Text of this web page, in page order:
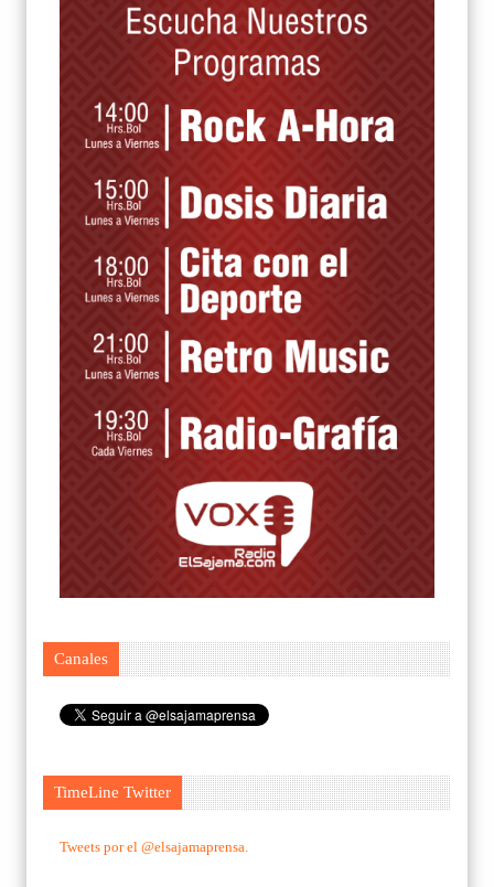
Canales
TimeLine Twitter
Tweets por el @elsajamaprensa.